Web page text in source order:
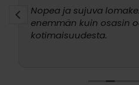
Nopea ja sujuva
enemmän kuin osasin
kotimaisuudesta.